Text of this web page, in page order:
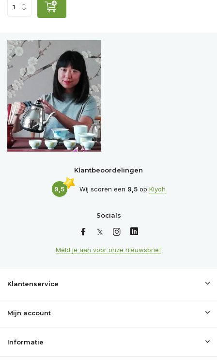
Klantbeoordelingen
9,5 Wij scoren een 9,5op Kiyoh
Socials
Meld je aan voor onze nieuwsbrief
Klantenservice
Mijn account
Informatie